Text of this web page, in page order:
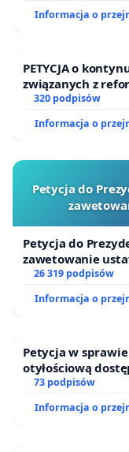
Informacja o
PETYCJA o
związanych z
320 podpisów
Informacja o
Petycja do
Petycja do
zawetowanie
26 319 podpisów
Informacja o
Petycja w
otyłościową
oraz programów
73 podpisów
Informacja o